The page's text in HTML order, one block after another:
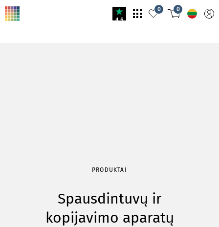
4.5
0 0
PRODUKTAI
Spausdintuvų ir
kopijavimo aparatų